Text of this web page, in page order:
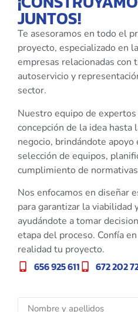
JUNTOS!
Te asesoramos en todo el
proyecto, especializado en
empresas relacionadas con
autoservicio y
sector.
Nuestro equipo de
concepción de la idea hasta
negocio, brindándote
selección de equipos,
cumplimiento de
Nos enfocamos en diseñar
para garantizar la viabilidad
ayudándote a tomar
etapa del proceso. Confía
realidad tu proyecto.
656 925 611 672 202